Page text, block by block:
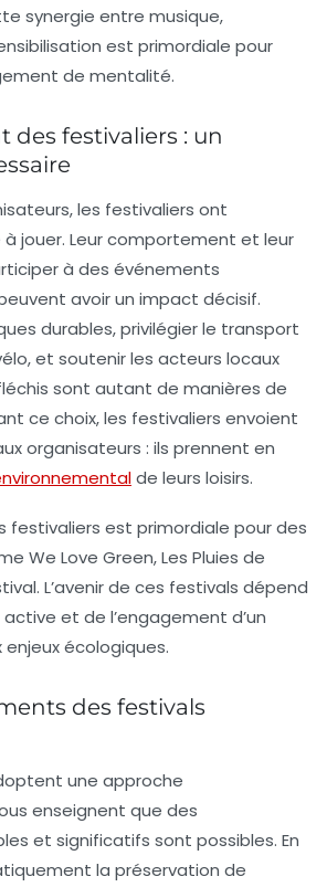
synergie entre musique,
est primordiale pour
de mentalité.
des festivaliers : un
les festivaliers ont
jouer. Leur comportement et leur
à des événements
avoir un impact décisif.
durables, privilégier le transport
et soutenir les acteurs locaux
sont autant de manières de
ce choix, les festivaliers envoient
organisateurs : ils prennent en
de leurs loisirs.
festivaliers est primordiale pour des
We Love Green,Les Pluies de
. L’avenir de ces festivals dépend
et de l’engagement d’un
écologiques.
des festivals
une approche
enseignent que des
et significatifs sont possibles. En
la préservation de